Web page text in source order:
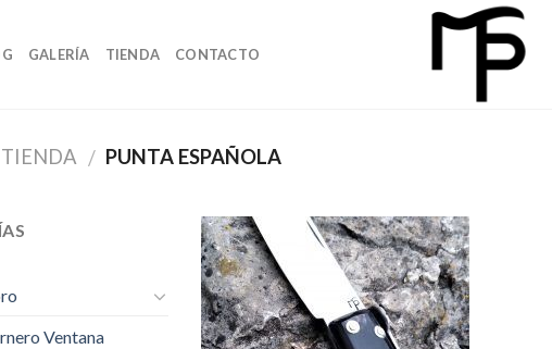
GALERÍA TIENDA CONTACTO
TIENDA / PUNTA ESPAÑOLA
Ventana
Añadir
a la
lista de
deseos